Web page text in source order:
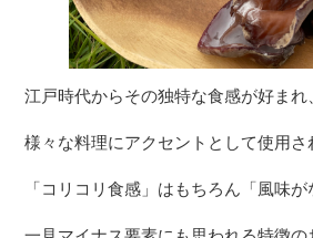
江戸時代からその独特な食感が好まれ
様々な料理にアクセントとして使用さ
「コリコリ食感」はもちろん「風味が